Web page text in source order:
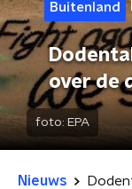
Buitenland
over de
foto: EPA
Nieuws